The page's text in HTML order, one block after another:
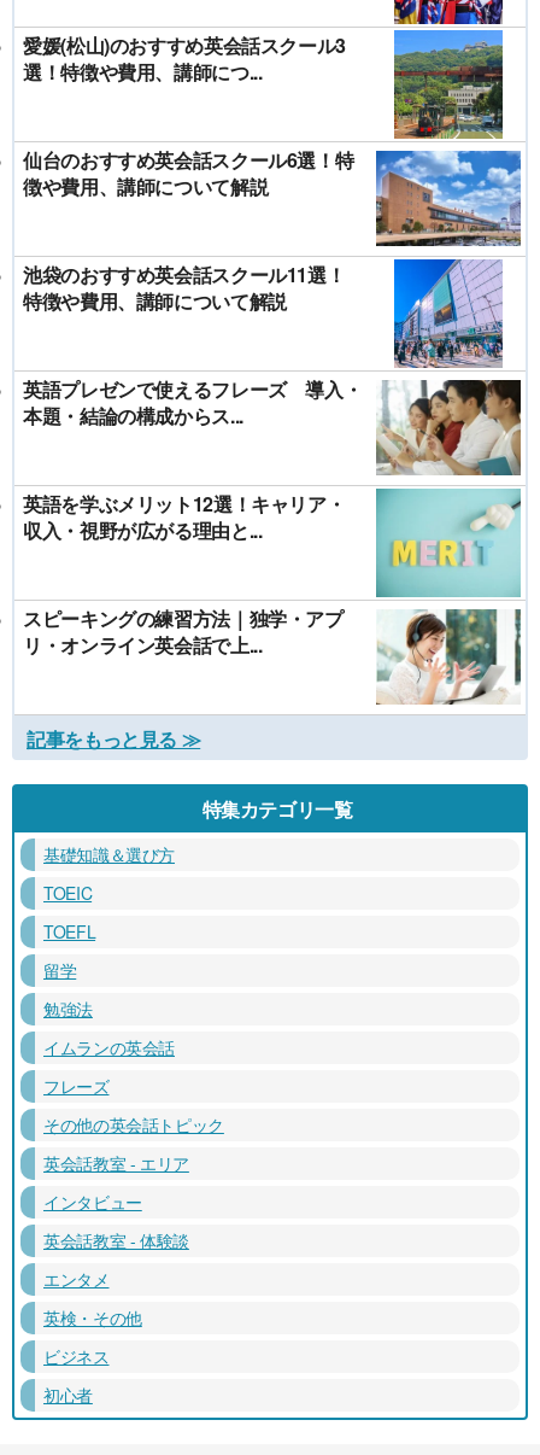
愛媛(松山)のおすすめ英会話スクール3
選！特徴や費用、講師につ...
仙台のおすすめ英会話スクール6選！特
徴や費用、講師について解説
池袋のおすすめ英会話スクール11選！
特徴や費用、講師について解説
英語プレゼンで使えるフレーズ 導入・
本題・結論の構成からス...
英語を学ぶメリット12選！キャリア・
収入・視野が広がる理由と...
スピーキングの練習方法｜独学・アプ
リ・オンライン英会話で上...
記事をもっと見る ≫
特集カテゴリ一覧
基礎知識＆選び方
TOEIC
TOEFL
留学
勉強法
イムランの英会話
フレーズ
その他の英会話トピック
英会話教室 - エリア
インタビュー
英会話教室 - 体験談
エンタメ
英検・その他
ビジネス
初心者